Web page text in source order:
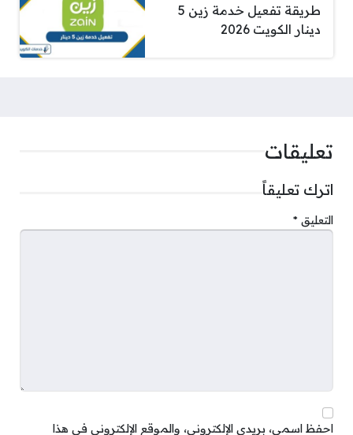
طريقة تفعيل خدمة زين 5
دينار الكويت 2026
تعليقات
اترك تعليقاً
التعليق *
احفظ اسمي، بريدي الإلكتروني، والموقع الإلكتروني في هذا